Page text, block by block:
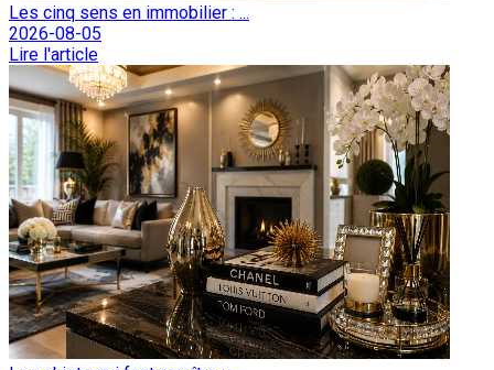
Les cinq sens en immobilier : ...
2026-08-05
Lire l'article